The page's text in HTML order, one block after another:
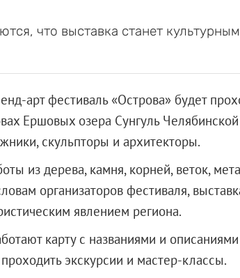
что выставка станет
арт фестиваль «Острова» будет
Ершовых озера Сунгуль
скульпторы и архитекторы.
из дерева, камня, корней, веток,
организаторов фестиваля,
явлением региона.
карту с названиями и
экскурсии и мастер-классы.